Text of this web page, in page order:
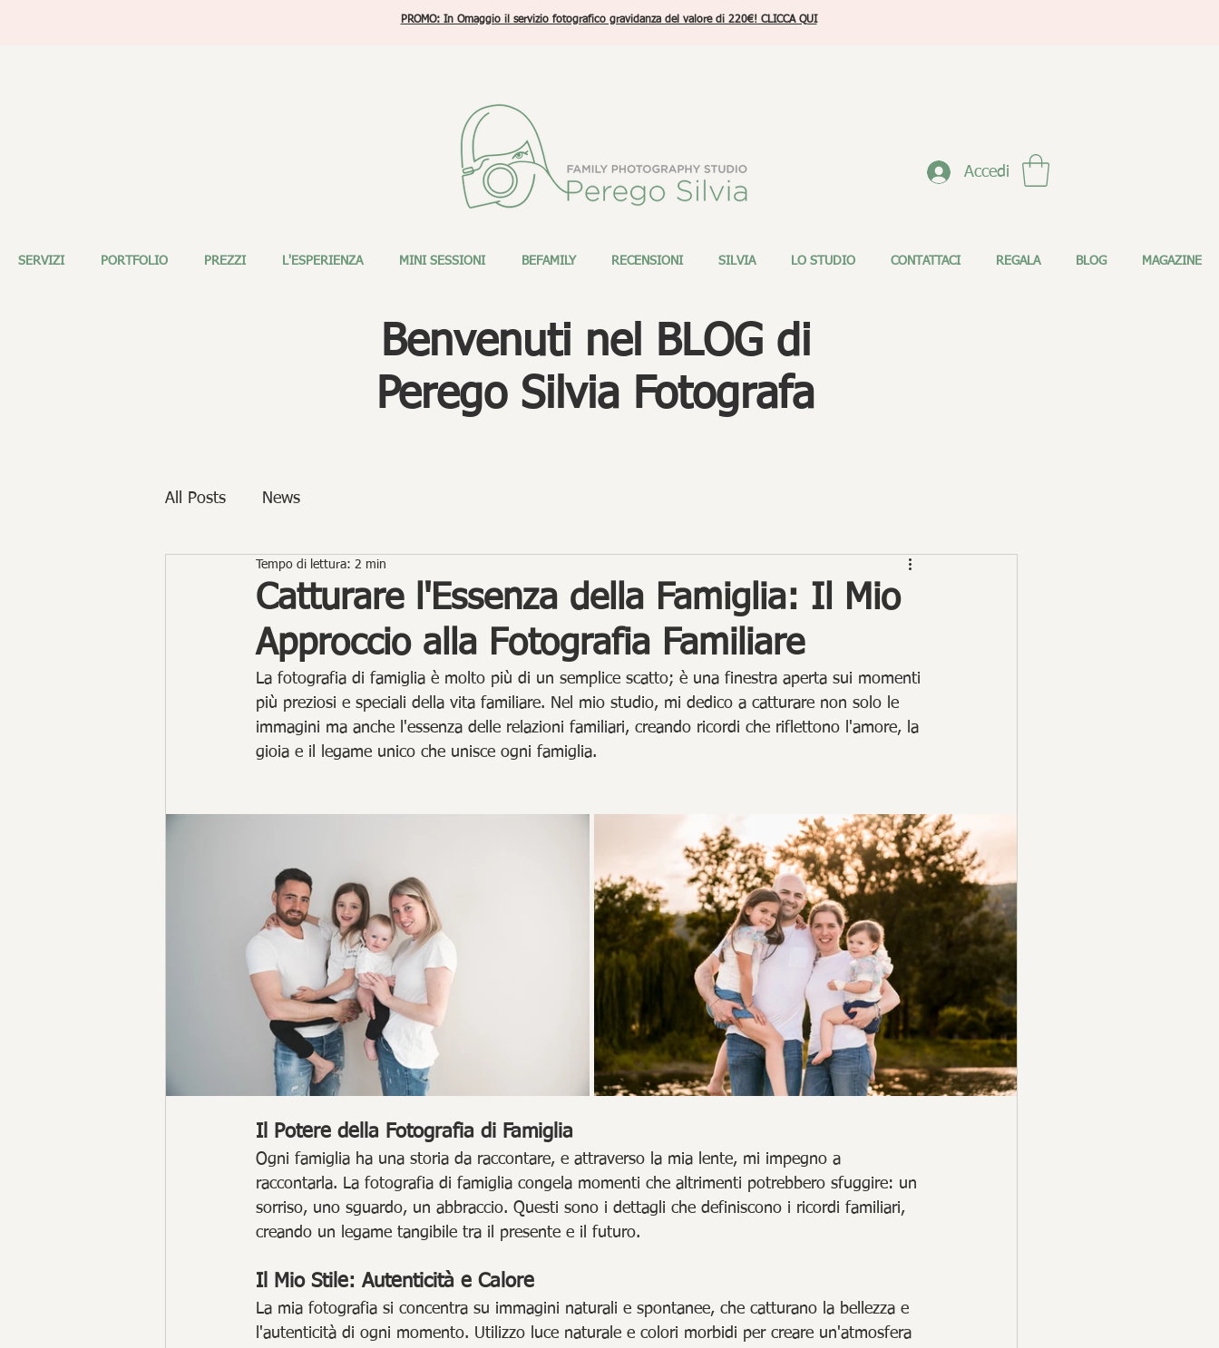
PROMO: In Omaggio il servizio fotografico gravidanza del valore di 220€! CLICCA QUI
Accedi
SERVIZI PORTFOLIO PREZZI L'ESPERIENZA MINI SESSIONI BEFAMILY RECENSIONI SILVIA LO STUDIO CONTATTACI REGALA BLOG MAGAZINE
Benvenuti nel BLOG di
Perego Silvia Fotografa
All Posts News
Catturare l'Essenza della Famiglia: Il Mio
Approccio alla Fotografia Familiare
Tempo di lettura: 2 min
La fotografia di famiglia è molto più di un semplice scatto; è una finestra aperta sui momenti
più preziosi e speciali della vita familiare. Nel mio studio, mi dedico a catturare non solo le
immagini ma anche l'essenza delle relazioni familiari, creando ricordi che riflettono l'amore, la
gioia e il legame unico che unisce ogni famiglia.
Il Potere della Fotografia di Famiglia
Ogni famiglia ha una storia da raccontare, e attraverso la mia lente, mi impegno a
raccontarla. La fotografia di famiglia congela momenti che altrimenti potrebbero sfuggire: un
sorriso, uno sguardo, un abbraccio. Questi sono i dettagli che definiscono i ricordi familiari,
creando un legame tangibile tra il presente e il futuro.
Il Mio Stile: Autenticità e Calore
La mia fotografia si concentra su immagini naturali e spontanee, che catturano la bellezza e
l'autenticità di ogni momento. Utilizzo luce naturale e colori morbidi per creare un'atmosfera